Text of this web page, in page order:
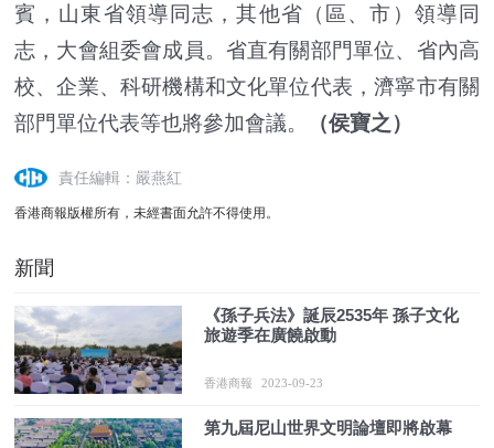
賓，山東省領導同志，其他省（區、市）領導同
志，大會組委會成員。省直有關部門單位、省內高
校、企業、科研機構和文化單位代表，濟寧市有關
部門單位代表等也將參加會議。
（侯寶之）
責任編輯：嚴燕紅
香港商報版權所有，未經書面允許不得使用。
新聞
《孫子兵法》誕辰2535年 孫子文化
旅遊季在廣饒啟動
香港商報 2023-09-23
第九屆尼山世界文明論壇即將啟幕